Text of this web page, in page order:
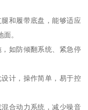
和履带底盘，能够适应
。
如防倾翻系统、紧急停
计，操作简单，易于控
合动力系统，减少噪音